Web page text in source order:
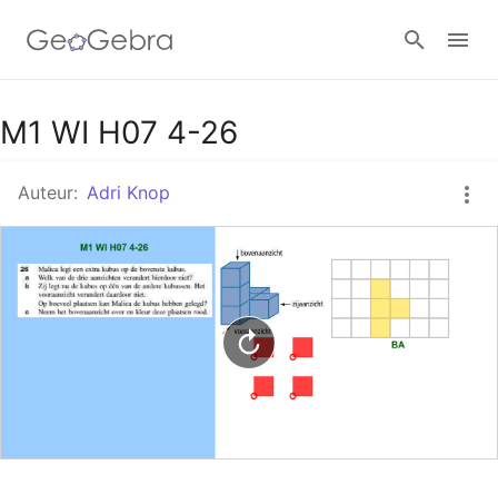
Google Classroom
GeoGebra Klaslokaal
Aanmelden
M1 WI H07 4-26
Auteur: Adri Knop